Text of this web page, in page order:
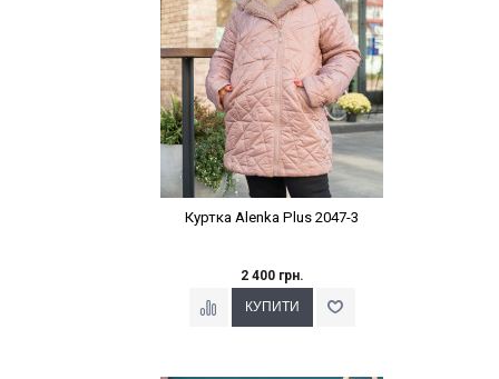
Куртка Alenka Plus 2047-3
2 400 грн.